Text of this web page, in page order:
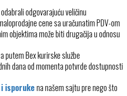
odgovarajuću veličinu
cene sa uračunatim PDV-om
objektima može biti drugačija u odnosu
putem Bex kurirske službe
dana od momenta potvrde dostupnosti
isporukena našem sajtu pre nego što